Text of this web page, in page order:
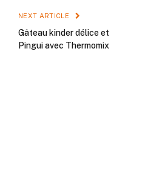
NEXT ARTICLE
Gâteau kinder délice et
Pingui avec Thermomix